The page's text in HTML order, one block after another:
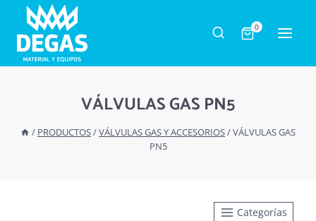
Saltar
contenido
0
VÁLVULAS GAS PN5
/ PRODUCTOS/VÁLVULAS GAS Y ACCESORIOS/VÁLVULAS GAS
PN5
Categorías